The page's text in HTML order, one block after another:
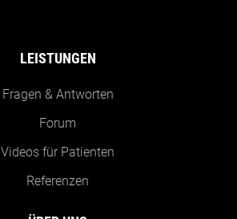
LEISTUNGEN
Fragen & Antworten
Forum
Videos für Patienten
Referenzen